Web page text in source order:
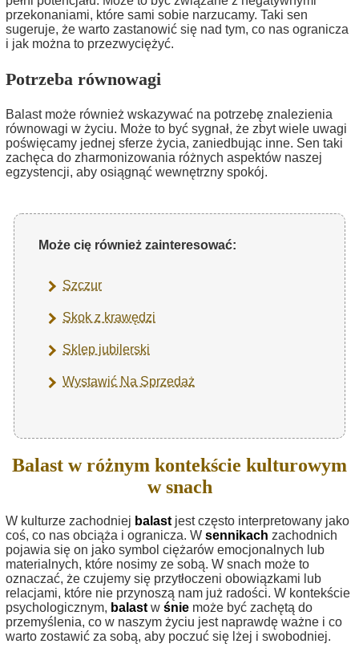
przekonaniami, które sami sobie narzucamy. Taki sen
sugeruje, że warto zastanowić się nad tym, co nas ogranicza
i jak można to przezwyciężyć.
Potrzeba równowagi
Balast może również wskazywać na potrzebę znalezienia
równowagi w życiu. Może to być sygnał, że zbyt wiele uwagi
poświęcamy jednej sferze życia, zaniedbując inne. Sen taki
zachęca do zharmonizowania różnych aspektów naszej
egzystencji, aby osiągnąć wewnętrzny spokój.
Może cię również zainteresować:
Szczur
Skok z krawędzi
Sklep jubilerski
Wystawić Na Sprzedaż
Balast w różnym kontekście kulturowym
w snach
W kulturze zachodniej balast jest często interpretowany jako
coś, co nas obciąża i ogranicza. W sennikach zachodnich
pojawia się on jako symbol ciężarów emocjonalnych lub
materialnych, które nosimy ze sobą. W snach może to
oznaczać, że czujemy się przytłoczeni obowiązkami lub
relacjami, które nie przynoszą nam już radości. W kontekście
psychologicznym, balast w śnie może być zachętą do
przemyślenia, co w naszym życiu jest naprawdę ważne i co
warto zostawić za sobą, aby poczuć się lżej i swobodniej.